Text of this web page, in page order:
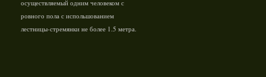
осуществляемый одним человеком с
ровного пола с испольшованием
лестницы-стремянки не более 1.5 метра.